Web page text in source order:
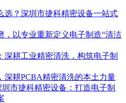
选？深圳市捷科精密设备一站式
，以专业重新定义电子制造“清洁
深耕工业精密清洗，构筑电子制
深耕PCBA精密清洗的本土力量
市捷科精密设备：打造电子制